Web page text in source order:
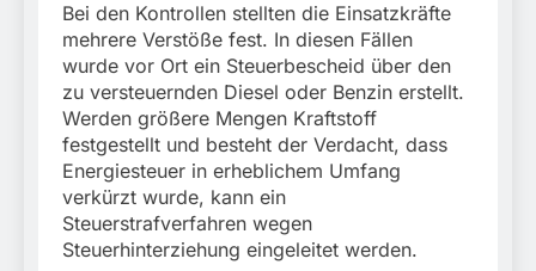
Bei den Kontrollen stellten die Einsatzkräfte
mehrere Verstöße fest. In diesen Fällen
wurde vor Ort ein Steuerbescheid über den
zu versteuernden Diesel oder Benzin erstellt.
Werden größere Mengen Kraftstoff
festgestellt und besteht der Verdacht, dass
Energiesteuer in erheblichem Umfang
verkürzt wurde, kann ein
Steuerstrafverfahren wegen
Steuerhinterziehung eingeleitet werden.